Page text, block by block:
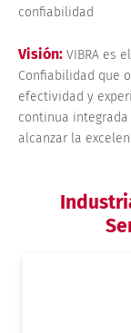
confiabilidad
Visión: VIBRA es
Confiabilidad que
efectividad y
continua
alcanzar la